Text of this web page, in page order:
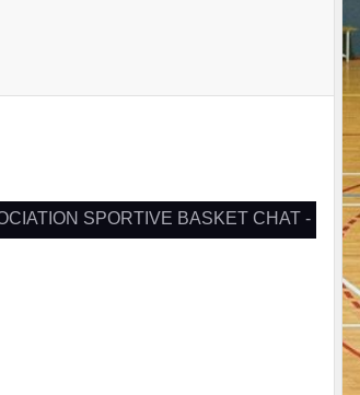
SPORTIVE BASKET CHAT -